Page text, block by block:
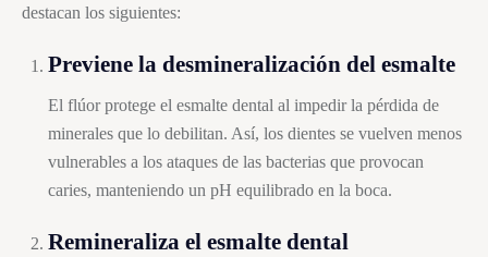
destacan los siguientes:
Previene la desmineralización del esmalte
El flúor protege el esmalte dental al impedir la pérdida de
minerales que lo debilitan. Así, los dientes se vuelven menos
vulnerables a los ataques de las bacterias que provocan
caries, manteniendo un pH equilibrado en la boca.
Remineraliza el esmalte dental